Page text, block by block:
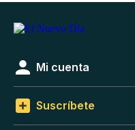
Mi cuenta
Suscríbete